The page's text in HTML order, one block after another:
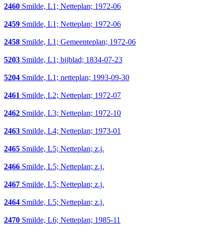
2460 Smilde, L1; Netteplan; 1972-06
2459 Smilde, L1; Netteplan; 1972-06
2458 Smilde, L1; Gemeenteplan; 1972-06
5203 Smilde, L1; bijblad; 1834-07-23
5204 Smilde, L1; netteplan; 1993-09-30
2461 Smilde, L2; Netteplan; 1972-07
2462 Smilde, L3; Netteplan; 1972-10
2463 Smilde, L4; Netteplan; 1973-01
2465 Smilde, L5; Netteplan; z.j.
2466 Smilde, L5; Netteplan; z.j.
2467 Smilde, L5; Netteplan; z.j.
2464 Smilde, L5; Netteplan; z.j.
2470 Smilde, L6; Netteplan; 1985-11